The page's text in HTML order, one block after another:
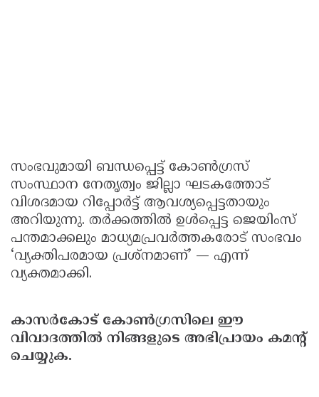
സംഭവുമായി ബന്ധപ്പെട്ട് കോൺഗ്രസ്
സംസ്ഥാന നേതൃത്വം ജില്ലാ ഘടകത്തോട്
വിശദമായ റിപ്പോർട്ട് ആവശ്യപ്പെട്ടതായും
അറിയുന്നു. തര്‍ക്കത്തില്‍ ഉൾപ്പെട്ട ജെയിംസ്
പന്തമാക്കലും മാധ്യമപ്രവർത്തകരോട് സംഭവം
‘വ്യക്തിപരമായ പ്രശ്നമാണ്’ — എന്ന്
വ്യക്തമാക്കി.
കാസർകോട് കോൺഗ്രസിലെ ഈ
വിവാദത്തില്‍ നിങ്ങളുടെ അഭിപ്രായം കമൻ്റ്
ചെയ്യുക.